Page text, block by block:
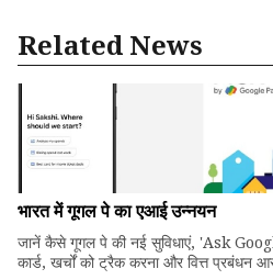
Related News
भारत में गूगल पे का एआई उन्नयन
जानें कैसे गूगल पे की नई सुविधाएं, 'Ask
कार्ड, खर्चों को ट्रैक करना और वित्त प्रबंधन